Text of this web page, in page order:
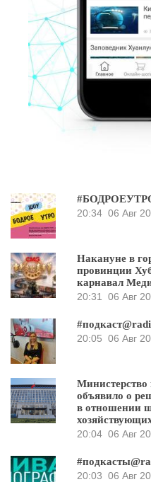
20:34 06 Авг
Накануне в
провинции
карнавал
20:31
06 Авг
20:05 06 Авг
объявило о
в отношении
20:04 06 Авг
20:03 06 Авг